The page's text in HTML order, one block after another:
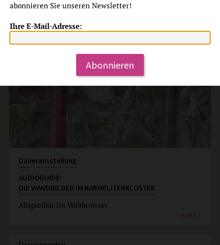
Dauerausstellung
AUDIOGUIDE:
DIE WANDBILDER IM KARMELITERKLOSTER
Abspielbar im Webbrowser
mehr
abonnieren Sie unseren Newsletter!
Ihre E-Mail-Adresse:
Abonnieren